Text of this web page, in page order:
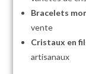
Bracelets
vente
Cristaux en
artisanaux